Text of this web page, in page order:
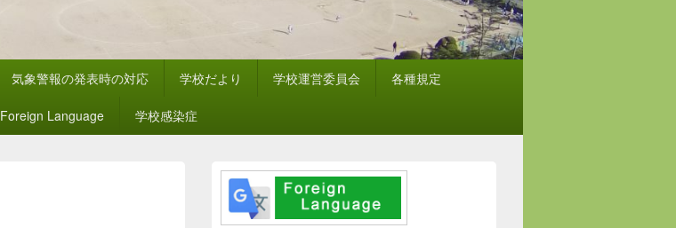
気象警報の発表時の対応 学校だより 学校運営委員会 各種規定
Foreign Language 学校感染症
メ